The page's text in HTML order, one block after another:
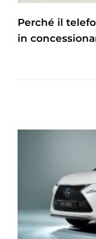
Perché il
in